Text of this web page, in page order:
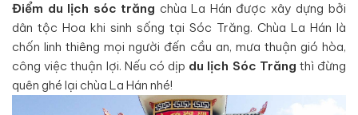
Điểm du lịch sóc trăng chùa La Hán được xây dựng bởi
dân tộc Hoa khi sinh sống tại Sóc Trăng. Chùa La Hán là
chốn linh thiêng mọi người đến cầu an, mưa thuận gió hòa,
công việc thuận lợi. Nếu có dịp du lịch Sóc Trăng thì đừng
quên ghé lại chùa La Hán nhé!